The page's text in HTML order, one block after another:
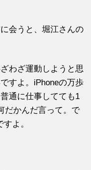
会うと、堀江さんの
わざ運動しようと思
すよ。iPhoneの万歩
通に仕事してても1
だかんだ言って。で
よ。